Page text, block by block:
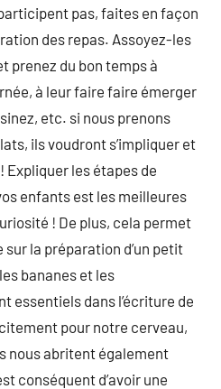
pas, faites en façon
des repas. Assoyez-les
prenez du bon temps à
à leur faire faire émerger
etc. si nous prenons
ils voudront s’impliquer et
les étapes de
enfants est les meilleures
! De plus, cela permet
la préparation d’un petit
bananes et les
essentiels dans l’écriture de
pour notre cerveau,
nous abritent également
conséquent d’avoir une